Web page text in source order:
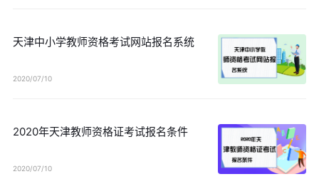
天津中小学教师资格考试网站报名系统
2020/07/10
2020年天津教师资格证考试报名条件
2020/07/10